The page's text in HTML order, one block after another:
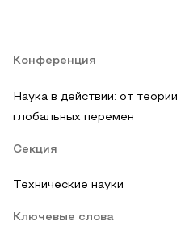
Конференция
Наука в действии: от
глобальных перемен
Секция
Технические науки
Ключевые слова